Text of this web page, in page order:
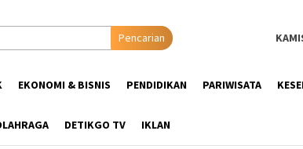
Pencarian
EKONOMI & BISNIS PENDIDIKAN PARIWISATA
DETIKGO TV IKLAN